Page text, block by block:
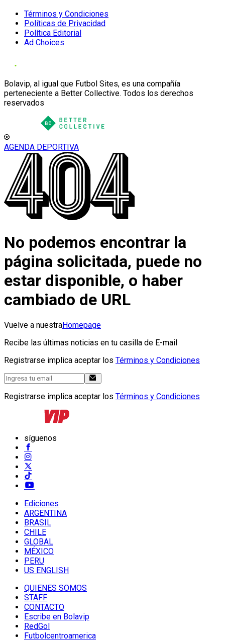
Términos y Condiciones
Políticas de Privacidad
Política Editorial
Ad Choices
Bolavip, al igual que Futbol Sites, es una compañía
perteneciente a Better Collective. Todos los derechos
reservados
AGENDA DEPORTIVA
No podemos encontrar la
página solicitada, puede no
estar disponible, o haber
cambiado de URL
Vuelve a nuestraHomepage
Recibe las últimas noticias en tu casilla de E-mail
Registrarse implica aceptar los Términos y Condiciones
Registrarse implica aceptar los Términos y Condiciones
síguenos
Ediciones
ARGENTINA
BRASIL
CHILE
GLOBAL
MÉXICO
PERU
US ENGLISH
QUIENES SOMOS
STAFF
CONTACTO
Escribe en Bolavip
RedGol
Futbolcentroamerica